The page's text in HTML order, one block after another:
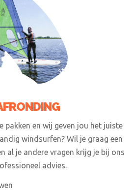
pakken en wij geven jou het juiste
windsurfen? Wil je graag een
al je andere vragen krijg je bij ons
advies.